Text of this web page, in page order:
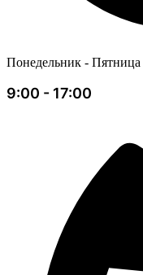
Понедельник - Пятница
9:00 - 17:00